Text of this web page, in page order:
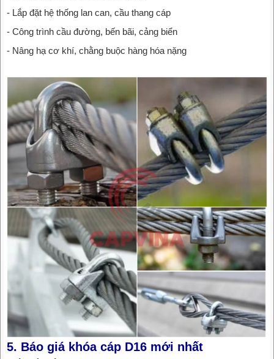
- Lắp đặt hệ thống lan can, cầu thang cáp
- Công trình cầu đường, bến bãi, cảng biển
- Nâng hạ cơ khí, chằng buộc hàng hóa nặng
5. Báo giá khóa cáp D16 mới nhất